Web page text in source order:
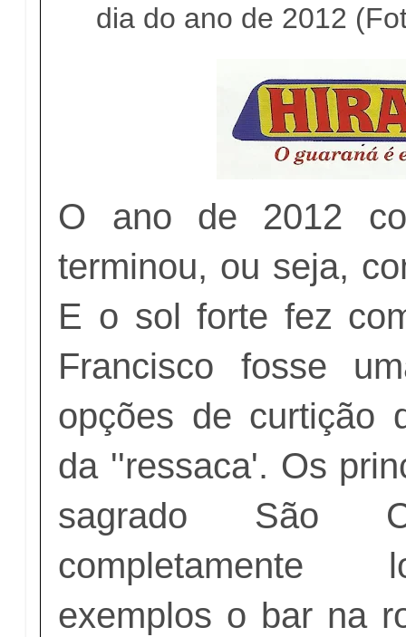
dia do ano de 2012
O ano de 2012
terminou, ou seja,
E o sol forte fez
Francisco fosse
opções de curtição
da ''ressaca'. Os
sagrado São
completamente
exemplos o bar na